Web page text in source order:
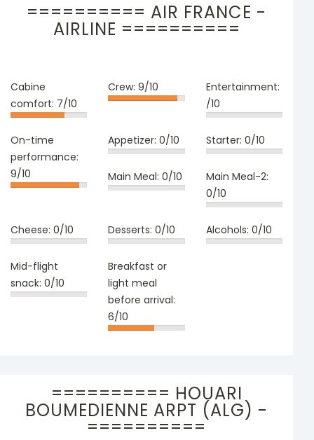
========== AIR FRANCE -
AIRLINE ==========
Cabine
comfort: 7/10
Crew:9/10
Entertainment:
/10
On-time
performance:
9/10
Appetizer:0/10 Starter: 0/10
Main Meal:0/10
Main Meal-2:
0/10
Cheese: 0/10 Desserts:0/10 Alcohols: 0/10
Mid-flight
snack: 0/10
Breakfast or
light meal
before arrival:
6/10
========== HOUARI
BOUMEDIENNE ARPT (ALG) -
==========